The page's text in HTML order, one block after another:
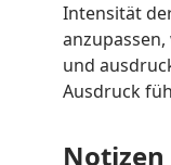
Intensität
und
Ausdruck